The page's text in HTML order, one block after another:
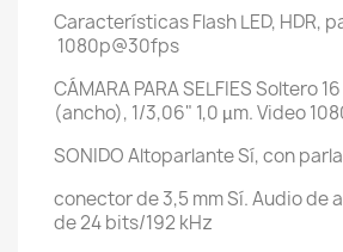
CaracterísticasFlash LED, HDR,
1080p@30fps
CÁMARA PARA SELFIESSoltero
(ancho), 1/3,06" 1,0 µm. Video
SONIDOAltoparlante Sí, con
conector de 3,5 mm Sí. Audio de
de 24 bits/192 kHz